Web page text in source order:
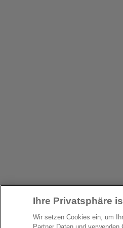
Ihre Privatsphäre
Wir setzen Cookies ein, um